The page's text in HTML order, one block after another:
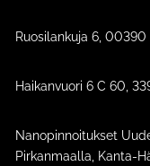
Ruosilankuja 6, 00390
Haikanvuori 6 C 60​,
Nanopinnoitukset
Pirkanmaalla, Kanta-